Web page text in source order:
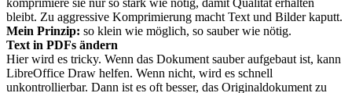
komprimiere sie nur so stark wie nötig, damit Qualität erhalten
bleibt. Zu aggressive Komprimierung macht Text und Bilder kaputt.
Mein Prinzip: so klein wie möglich, so sauber wie nötig.
Text in PDFs ändern
Hier wird es tricky. Wenn das Dokument sauber aufgebaut ist, kann
LibreOffice Draw helfen. Wenn nicht, wird es schnell
unkontrollierbar. Dann ist es oft besser, das Originaldokument zu